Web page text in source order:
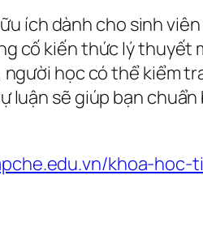
ích dành cho sinh
cố kiến thức lý thuyết
học có thể kiểm
luận sẽ giúp bạn
khoa-